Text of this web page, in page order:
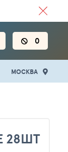
0
МОСКВА
28ШТ